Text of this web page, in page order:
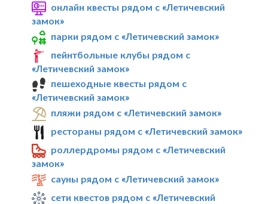
онлайн квесты рядом с «Летичевский
замок»
парки рядом с «Летичевский замок»
пейнтбольные клубы рядом с
«Летичевский замок»
пешеходные квесты рядом с
«Летичевский замок»
пляжи рядом с «Летичевский замок»
рестораны рядом с «Летичевский замок»
роллердромы рядом с «Летичевский
замок»
сауны рядом с «Летичевский замок»
сети квестов рядом с «Летичевский